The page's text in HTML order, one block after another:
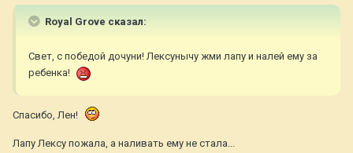
Royal Grove сказал:
Свет, с победой дочуни! Лексунычу жми лапу и налей ему за
ребенка!
Спасибо, Лен!
Лапу Лексу пожала, а наливать ему не стала...